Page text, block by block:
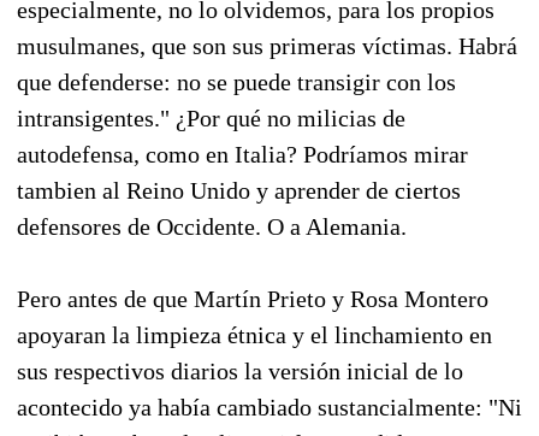
especialmente, no lo olvidemos, para los propios
musulmanes, que son sus primeras víctimas. Habrá
que defenderse: no se puede transigir con los
intransigentes." ¿Por qué no milicias de
autodefensa, como en Italia? Podríamos mirar
tambien al Reino Unido y aprender de ciertos
defensores de Occidente. O a Alemania.
Pero antes de que Martín Prieto y Rosa Montero
apoyaran la limpieza étnica y el linchamiento en
sus respectivos diarios la versión inicial de lo
acontecido ya había cambiado sustancialmente: "Ni